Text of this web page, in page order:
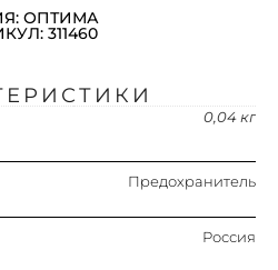
ОПТИМА
311460
0,04 кг
Предохранитель
Россия